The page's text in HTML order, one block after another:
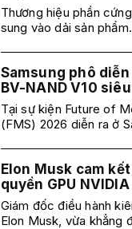
Thương hiệu phần
sung vào dải sản
Samsung phô
BV-NAND V10
Tại sự kiện Future of
(FMS) 2026 diễn ra ở
Elon Musk cam
quyền GPU NVIDIA
Giám đốc điều hành
Elon Musk, vừa khẳng